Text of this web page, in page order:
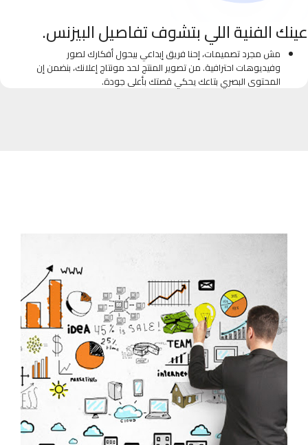
عينك الفنية اللي بتشوف تفاصيل البيزنس.
مش مجرد تصميمات، إحنا فريق إبداعي بيحول أفكارك لصور
وفيديوهات احترافية. من تصوير المنتج لحد مونتاج إعلانك، بنضمن إن
المحتوى البصري بتاعك يحكي قصتك بأعلى جودة.